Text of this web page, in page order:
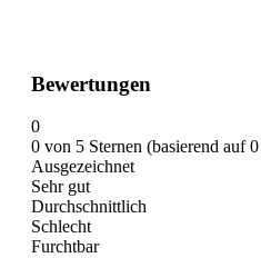
Bewertungen
0
0 von 5 Sternen (basierend auf
Ausgezeichnet
Sehr gut
Durchschnittlich
Schlecht
Furchtbar